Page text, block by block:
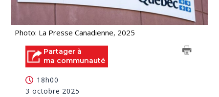
Photo: La Presse Canadienne, 2025
Partager à
ma communauté
18h00
3 octobre 2025